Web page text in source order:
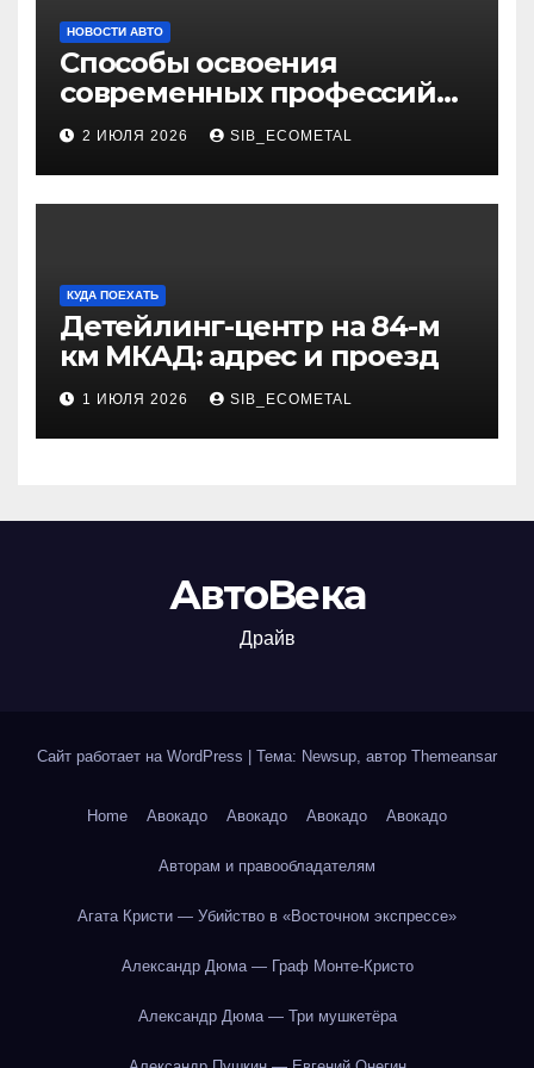
НОВОСТИ АВТО
Способы освоения
современных профессий
через онлайн-курсы
2 ИЮЛЯ 2026 SIB_ECOMETAL
КУДА ПОЕХАТЬ
Детейлинг-центр на 84-м
км МКАД: адрес и проезд
1 ИЮЛЯ 2026 SIB_ECOMETAL
АвтоВека
Драйв
Сайт работает на WordPress Тема: Newsup, автор Themeansar
Home Авокадо Авокадо Авокадо Авокадо
Авторам и правообладателям
Агата Кристи — Убийство в «Восточном экспрессе»
Александр Дюма — Граф Монте-Кристо
Александр Дюма — Три мушкетёра